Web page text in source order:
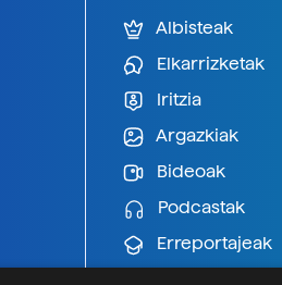
Albisteak
Elkarrizketak
Iritzia
Argazkiak
Bideoak
Podcastak
Erreportajeak